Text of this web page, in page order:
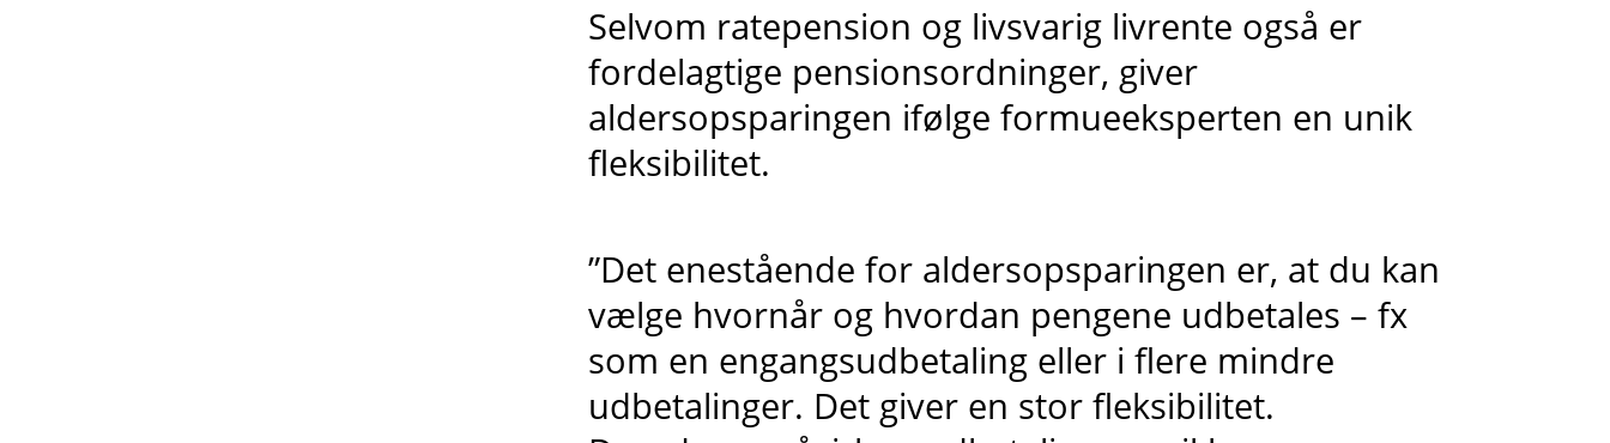
Selvom ratepension og livsvarig livrente også er
fordelagtige pensionsordninger, giver
aldersopsparingen ifølge formueeksperten en unik
fleksibilitet.
”Det enestående for aldersopsparingen er, at du kan
vælge hvornår og hvordan pengene udbetales – fx
som en engangsudbetaling eller i flere mindre
udbetalinger. Det giver en stor fleksibilitet.